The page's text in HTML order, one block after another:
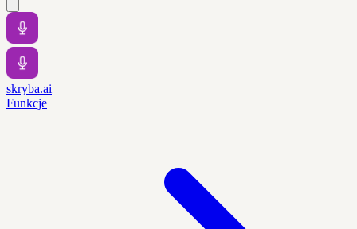
skryba.ai
Funkcje